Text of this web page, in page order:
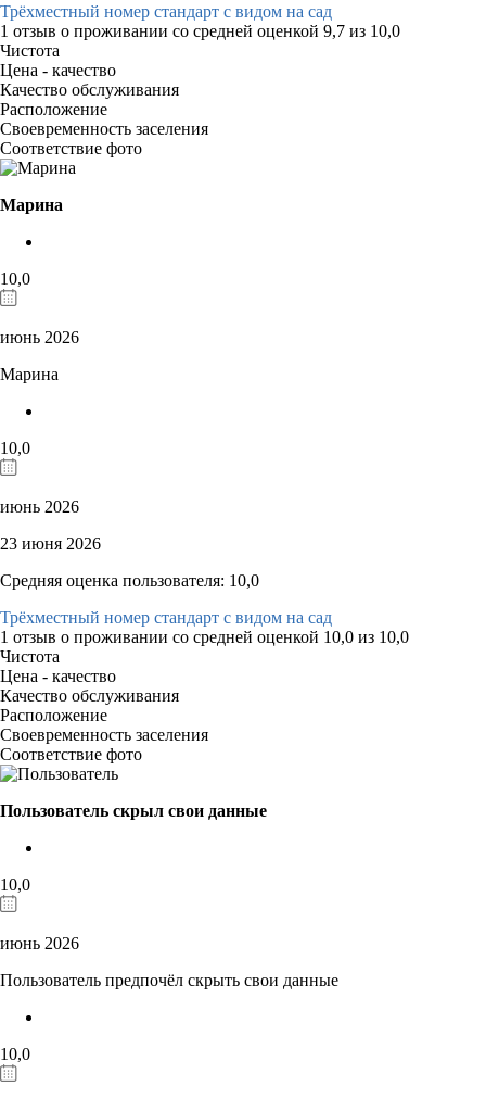
Трёхместный номер стандарт с видом на сад
1 отзыв о проживании со средней оценкой 9,7 из 10,0
Чистота
Цена - качество
Качество обслуживания
Расположение
Своевременность заселения
Соответствие фото
Марина
10,0
июнь 2026
Марина
10,0
июнь 2026
23 июня 2026
Средняя оценка пользователя: 10,0
Трёхместный номер стандарт с видом на сад
1 отзыв о проживании со средней оценкой 10,0 из 10,0
Чистота
Цена - качество
Качество обслуживания
Расположение
Своевременность заселения
Соответствие фото
Пользователь скрыл свои данные
10,0
июнь 2026
Пользователь предпочёл скрыть свои данные
10,0